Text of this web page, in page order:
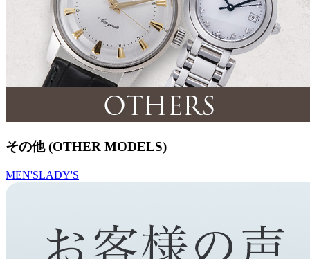
その他 (OTHER MODELS)
MEN'SLADY'S